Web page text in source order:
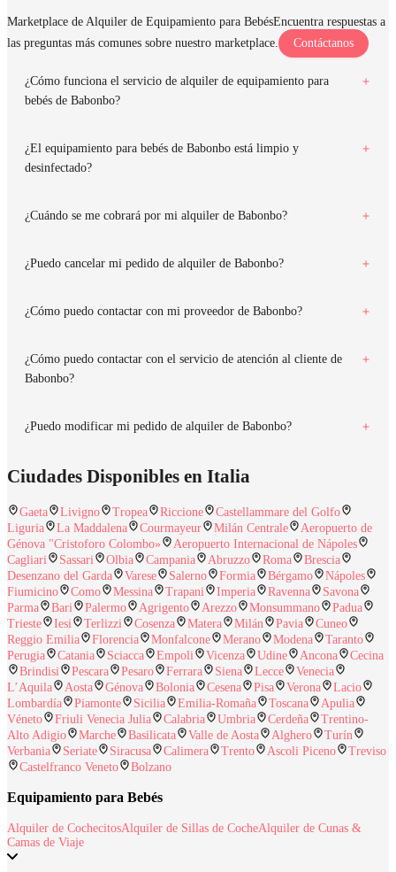
Marketplace de Alquiler de Equipamiento para BebésEncuentra respuestas a
las preguntas más comunes sobre nuestro marketplace.
Contáctanos
¿Cómo funciona el servicio de alquiler de equipamiento para
bebés de Babonbo?
¿El equipamiento para bebés de Babonbo está limpio y
desinfectado?
¿Cuándo se me cobrará por mi alquiler de Babonbo?
¿Puedo cancelar mi pedido de alquiler de Babonbo?
¿Cómo puedo contactar con mi proveedor de Babonbo?
¿Cómo puedo contactar con el servicio de atención al cliente de
Babonbo?
¿Puedo modificar mi pedido de alquiler de Babonbo?
Ciudades Disponibles en Italia
Gaeta Livigno Tropea Riccione
Castellammare del Golfo
Liguria
La Maddalena Courmayeur Milán Centrale
Aeropuerto de
Génova "Cristoforo Colombo»
Aeropuerto Internacional de Nápoles
Cagliari
Sassari Olbia Campania Abruzzo Roma
Brescia
Desenzano del Garda
Varese Salerno Formia Bérgamo
Nápoles
Fiumicino
Como Messina Trapani Imperia Ravenna
Savona
Parma
Bari Palermo Agrigento Arezzo Monsummano
Padua
Trieste
Iesi Terlizzi Cosenza Matera Milán Pavia
Cuneo
Reggio Emilia
Florencia Monfalcone Merano Modena
Taranto
Perugia
Catania Sciacca Empoli Vicenza Udine Ancona
Cecina
Brindisi
Pescara Pesaro Ferrara Siena Lecce
Venecia
L’Aquila
Aosta Génova Bolonia Cesena Pisa Verona
Lacio
Lombardía
Piamonte Sicilia Emilia-Romaña Toscana
Apulia
Véneto
Friuli Venecia Julia Calabria Umbria Cerdeña
Trentino-
Alto Adigio
Marche Basilicata Valle de Aosta Alghero
Turín
Verbania
Seriate Siracusa Calimera Trento Ascoli Piceno
Treviso
Castelfranco Veneto
Bolzano
Equipamiento para Bebés
Alquiler de CochecitosAlquiler de Sillas de CocheAlquiler de Cunas &
Camas de Viaje